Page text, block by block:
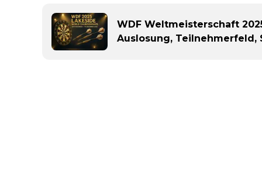
WDF Weltmeisterschaft
Auslosung, Teilnehmerfeld,